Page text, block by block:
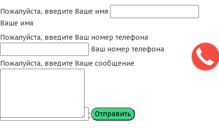
Пожалуйста, введите Ваше имя
Ваше имя
Пожалуйста, введите Ваш номер телефона
Ваш номер телефона
Пожалуйста, введите Ваше сообщение
Сообщение